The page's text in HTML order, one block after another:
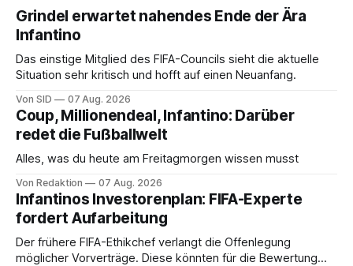
Grindel erwartet nahendes Ende der Ära
Infantino
Das einstige Mitglied des FIFA-Councils sieht die aktuelle
Situation sehr kritisch und hofft auf einen Neuanfang.
Von SID 07 Aug. 2026
Coup, Millionendeal, Infantino: Darüber
redet die Fußballwelt
Alles, was du heute am Freitagmorgen wissen musst
Von Redaktion 07 Aug. 2026
Infantinos Investorenplan: FIFA-Experte
fordert Aufarbeitung
Der frühere FIFA-Ethikchef verlangt die Offenlegung
möglicher Vorverträge. Diese könnten für die Bewertung